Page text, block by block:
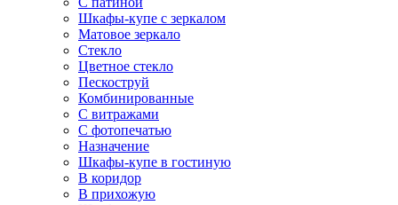
Шкафы-купе с зеркалом
Матовое зеркало
Стекло
Цветное стекло
Пескоструй
Комбинированные
С витражами
С фотопечатью
Назначение
Шкафы-купе в гостиную
В коридор
В прихожую